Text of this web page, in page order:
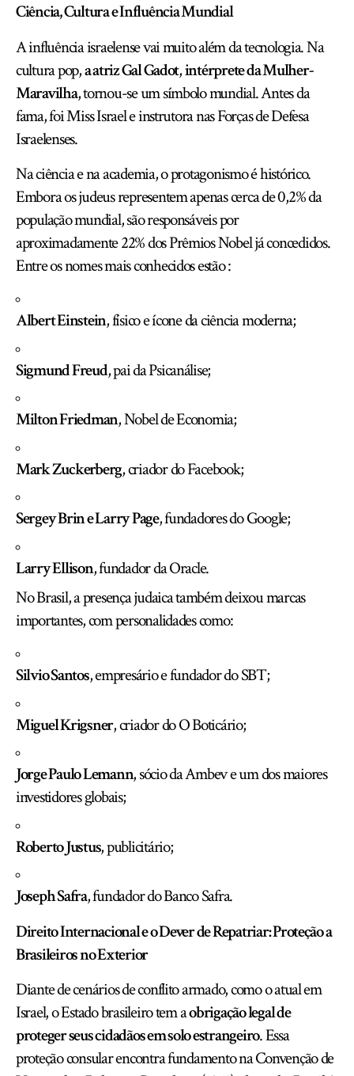
Ciência, Cultura e Influência Mundial
A influência israelense vai muito além da tecnologia. Na
cultura pop,a atriz Gal Gadot,intérprete da Mulher-
Maravilha, tornou-se um símbolo mundial. Antes da
fama, foi Miss Israel e instrutora nas Forças de Defesa
Israelenses.
Na ciência e na academia, o protagonismo é histórico.
Embora os judeus representem apenas cerca de 0,2% da
população mundial, são responsáveis por
aproximadamente 22% dos Prêmios Nobel já concedidos.
Entre os nomes mais conhecidos estão :
Albert Einstein, físico e ícone da ciência moderna;
Sigmund Freud, pai da Psicanálise;
Milton Friedman, Nobel de Economia;
Mark Zuckerberg, criador do Facebook;
Sergey Brin e Larry Page, fundadores do Google;
Larry Ellison, fundador da Oracle.
No Brasil, a presença judaica também deixou marcas
importantes, com personalidades como:
Silvio Santos, empresário e fundador do SBT;
Miguel Krigsner, criador do O Boticário;
Jorge Paulo Lemann, sócio da Ambev e um dos maiores
investidores globais;
Roberto Justus, publicitário;
Joseph Safra, fundador do Banco Safra.
Direito Internacional e o Dever de Repatriar: Proteção a
Brasileiros no Exterior
Diante de cenários de conflito armado, como o atual em
Israel, o Estado brasileiro tem aobrigação legal de
proteger seus cidadãos em solo estrangeiro. Essa
proteção consular encontra fundamento na Convenção de